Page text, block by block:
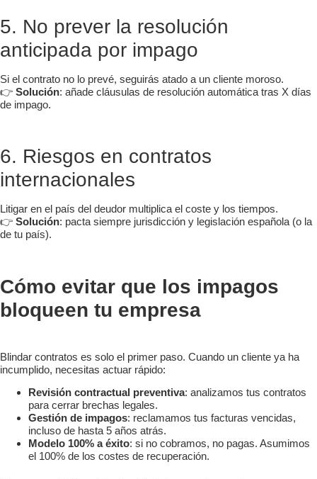
5. No prever la resolución
anticipada por impago
Si el contrato no lo prevé, seguirás atado a un cliente moroso.
👉 Solución: añade cláusulas de resolución automática tras X días
de impago.
6. Riesgos en contratos
internacionales
Litigar en el país del deudor multiplica el coste y los tiempos.
👉 Solución: pacta siempre jurisdicción y legislación española (o la
de tu país).
Cómo evitar que los impagos
bloqueen tu empresa
Blindar contratos es solo el primer paso. Cuando un cliente ya ha
incumplido, necesitas actuar rápido:
Revisión contractual preventiva: analizamos tus contratos
para cerrar brechas legales.
Gestión de impagos: reclamamos tus facturas vencidas,
incluso de hasta 5 años atrás.
Modelo 100% a éxito: si no cobramos, no pagas. Asumimos
el 100% de los costes de recuperación.